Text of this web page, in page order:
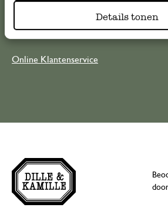
Details tonen
Online Klantenservice